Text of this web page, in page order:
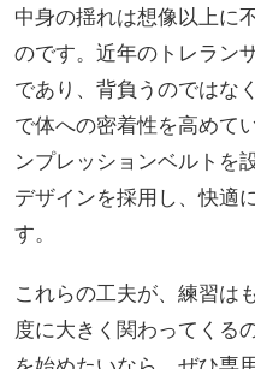
中身の揺れは想像以上に
のです。近年のトレラン
であり、背負うのではな
で体への密着性を高めて
ンプレッションベルトを
デザインを採用し、快適
す。
これらの工夫が、練習は
度に大きく関わってくる